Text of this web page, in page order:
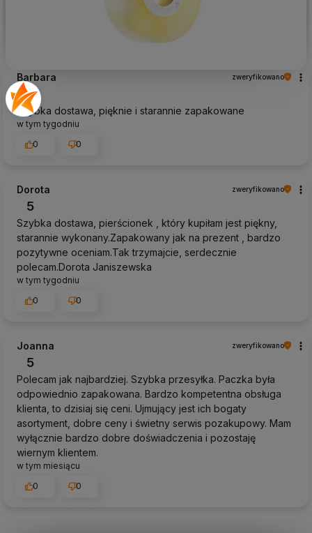
Barbara zweryfikowano
5
Szybka dostawa, pięknie i starannie zapakowane
w tym tygodniu
0
0
Dorota zweryfikowano
5
Szybka dostawa, pierścionek , który kupiłam jest piękny,
starannie wykonany.Zapakowany jak na prezent , bardzo
pozytywne oceniam.Tak trzymajcie, serdecznie
polecam.Dorota Janiszewska
w tym tygodniu
0
0
Joanna zweryfikowano
5
Polecam jak najbardziej. Szybka przesyłka. Paczka była
odpowiednio zapakowana. Bardzo kompetentna obsługa
klienta, to dzisiaj się ceni. Ujmujący jest ich bogaty
asortyment, dobre ceny i świetny serwis pozakupowy. Mam
wyłącznie bardzo dobre doświadczenia i pozostaję
wiernym klientem.
w tym miesiącu
0
0